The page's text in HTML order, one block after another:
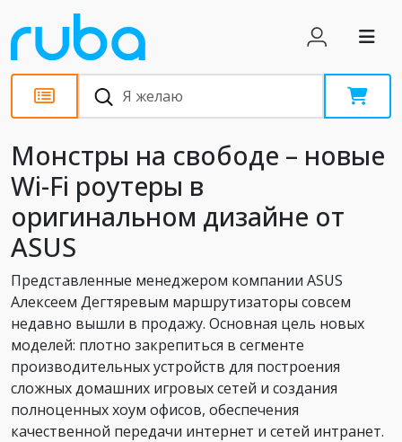
Обзоры
Монстры на свободе – новые
Wi-Fi роутеры в
оригинальном дизайне от
ASUS
Представленные менеджером компании ASUS
Алексеем Дегтяревым маршрутизаторы совсем
недавно вышли в продажу. Основная цель новых
моделей: плотно закрепиться в сегменте
производительных устройств для построения
сложных домашних игровых сетей и создания
полноценных хоум офисов, обеспечения
качественной передачи интернет и сетей интранет.